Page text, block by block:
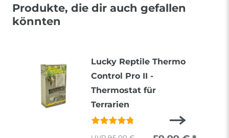
Produkte, die dir auch gefallen
könnten
Lucky Reptile Thermo
Control Pro II -
Thermostat für
Terrarien